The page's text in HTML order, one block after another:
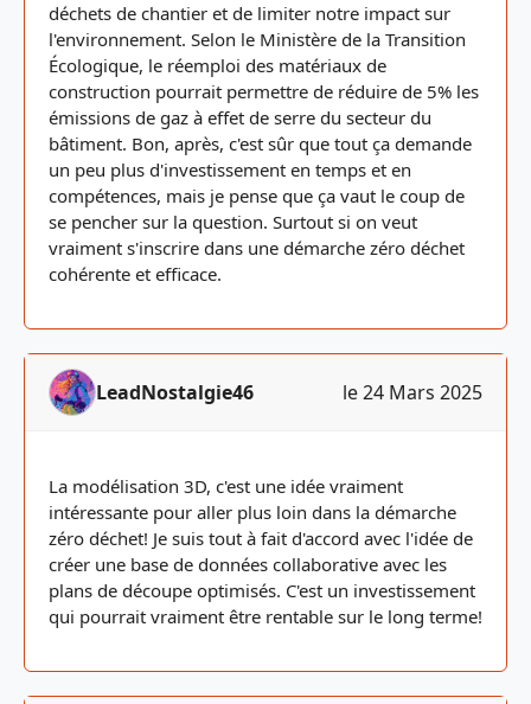
déchets de chantier et de limiter notre impact sur
l'environnement. Selon le Ministère de la Transition
Écologique, le réemploi des matériaux de
construction pourrait permettre de réduire de 5% les
émissions de gaz à effet de serre du secteur du
bâtiment. Bon, après, c'est sûr que tout ça demande
un peu plus d'investissement en temps et en
compétences, mais je pense que ça vaut le coup de
se pencher sur la question. Surtout si on veut
vraiment s'inscrire dans une démarche zéro déchet
cohérente et efficace.
LeadNostalgie46 le 24 Mars 2025
La modélisation 3D, c'est une idée vraiment
intéressante pour aller plus loin dans la démarche
zéro déchet! Je suis tout à fait d'accord avec l'idée de
créer une base de données collaborative avec les
plans de découpe optimisés. C'est un investissement
qui pourrait vraiment être rentable sur le long terme!